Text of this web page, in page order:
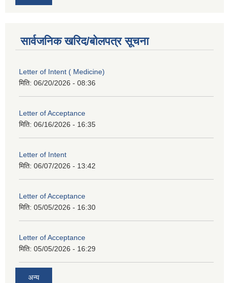
सार्वजनिक खरिद/बोलपत्र सूचना
Letter of Intent ( Medicine)
मिति: 06/20/2026 - 08:36
Letter of Acceptance
मिति: 06/16/2026 - 16:35
Letter of Intent
मिति: 06/07/2026 - 13:42
Letter of Acceptance
मिति: 05/05/2026 - 16:30
Letter of Acceptance
मिति: 05/05/2026 - 16:29
अन्य